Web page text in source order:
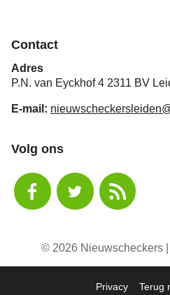
Contact
Adres
P.N. van Eyckhof 4 2311 BV
E-mail:
Volg ons
© 2026 Nieuwscheckers
Privacy Terug